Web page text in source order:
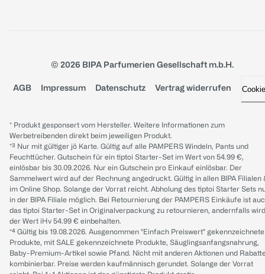
© 2026 BIPA Parfumerien Gesellschaft m.b.H.
AGB Impressum Datenschutz Vertrag widerrufen
* Produkt gesponsert vom Hersteller. Weitere Informationen zum
Werbetreibenden direkt beim jeweiligen Produkt.
*³ Nur mit gültiger jö Karte. Gültig auf alle PAMPERS Windeln, Pants und
Feuchttücher. Gutschein für ein tiptoi Starter-Set im Wert von 54.99 €,
einlösbar bis 30.09.2026. Nur ein Gutschein pro Einkauf einlösbar. Der
Sammelwert wird auf der Rechnung angedruckt. Gültig in allen BIPA Filialen
im Online Shop. Solange der Vorrat reicht. Abholung des tiptoi Starter Sets
in der BIPA Filiale möglich. Bei Retournierung der PAMPERS Einkäufe ist
das tiptoi Starter-Set in Originalverpackung zu retournieren, andernfalls wird
der Wert iHv 54.99 € einbehalten.
*⁴ Gültig bis 19.08.2026. Ausgenommen "Einfach Preiswert" gekennzeichnete
Produkte, mit SALE gekennzeichnete Produkte, Säuglingsanfangsnahrung,
Baby-Premium-Artikel sowie Pfand. Nicht mit anderen Aktionen und
kombinierbar. Preise werden kaufmännisch gerundet. Solange der Vorrat